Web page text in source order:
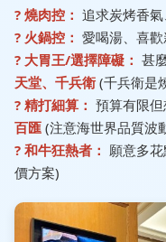
? 燒肉控： 追求炭烤香
? 火鍋控： 愛喝湯、喜
?️ 大胃王/選擇障礙： 甚
天堂、千兵衛(千兵衛是
? 精打細算： 預算有限
百匯 (注意海世界品質波
? 和牛狂熱者： 願意多
價方案)